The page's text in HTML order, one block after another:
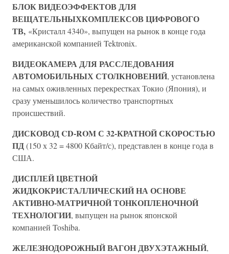
БЛОК ВИДЕОЭФФЕКТОВ ДЛЯ
ВЕЩАТЕЛЬНЫХКОМПЛЕКСОВ ЦИФРОВОГО
ТВ, «Кристалл 4340», выпущен на рынок в конце года
американской компанией Tektronix.
ВИДЕОКАМЕРА ДЛЯ РАССЛЕДОВАНИЯ
АВТОМОБИЛЬНЫХ СТОЛКНОВЕНИЙ, установлена
на самых оживленных перекрестках Токио (Япония), и
сразу уменьшилось количество транспортных
происшествий.
ДИСКОВОД CD-ROM С 32-КРАТНОЙ СКОРОСТЬЮ
ПД(150 х 32 = 4800 Кбайт/с), представлен в конце года в
США.
ДИСПЛЕЙ ЦВЕТНОЙ
ЖИДКОКРИСТАЛЛИЧЕСКИЙ НА ОСНОВЕ
АКТИВНО-МАТРИЧНОЙ ТОНКОПЛЕНОЧНОЙ
ТЕХНОЛОГИИ, выпущен на рынок японской
компанией Toshiba.
ЖЕЛЕЗНОДОРОЖНЫЙ ВАГОН ДВУХЭТАЖНЫЙ,